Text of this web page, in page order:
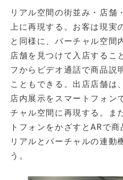
リアル空間の街並み・店舗
上に再現する。お客は現実
と同様に、バーチャル空間
店舗を見つけて入店するこ
フからビデオ通話で商品説
こともできる。出店店舗は
店内展示をスマートフォン
チャル空間に再現する。ま
トフォンをかざすとARで
リアルとバーチャルの連動
う。